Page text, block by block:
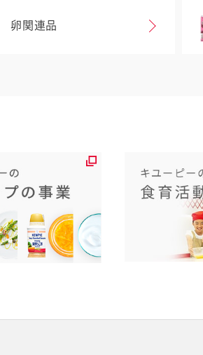
卵関連品